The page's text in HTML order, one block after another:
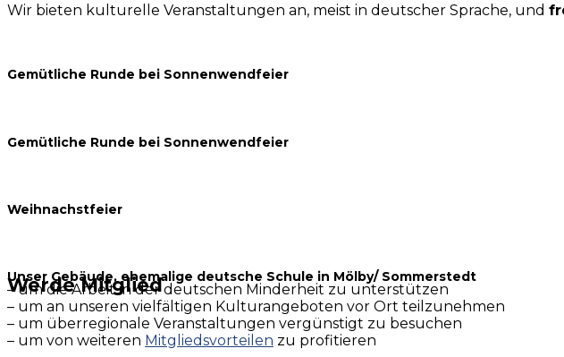
Wir bieten kulturelle Veranstaltungen an, meist in deutscher Sprache, und
Gemütliche Runde bei Sonnenwendfeier
Gemütliche Runde bei Sonnenwendfeier
Weihnachstfeier
Unser Gebäude, ehemalige deutsche Schule in Mölby/ Sommerstedt
Werde Mitglied
– um die Arbeit in der deutschen Minderheit zu unterstützen
– um an unseren vielfältigen Kulturangeboten vor Ort teilzunehmen
– um überregionale Veranstaltungen vergünstigt zu besuchen
– um von weiteren Mitgliedsvorteilen zu profitieren